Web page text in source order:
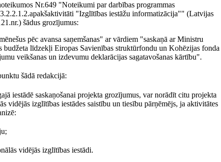
Nr.649 "Noteikumi par darbības programmas
"Izglītības iestāžu informatizācija"" (Latvijas
šādus grozījumus:
pēc avansa saņemšanas" ar vārdiem "saskaņā ar Ministru
budžeta līdzekļi Eiropas Savienības struktūrfondu un Kohēzijas fonda
veikšanas un izdevumu deklarācijas sagatavošanas kārtību".
šādā redakcijā:
iestādē saskaņošanai projekta grozījumus, var norādīt citu projekta
vidējās izglītības iestādes saistību un tiesību pārņēmējs, ja aktivitātes
vidējās izglītības iestādi.